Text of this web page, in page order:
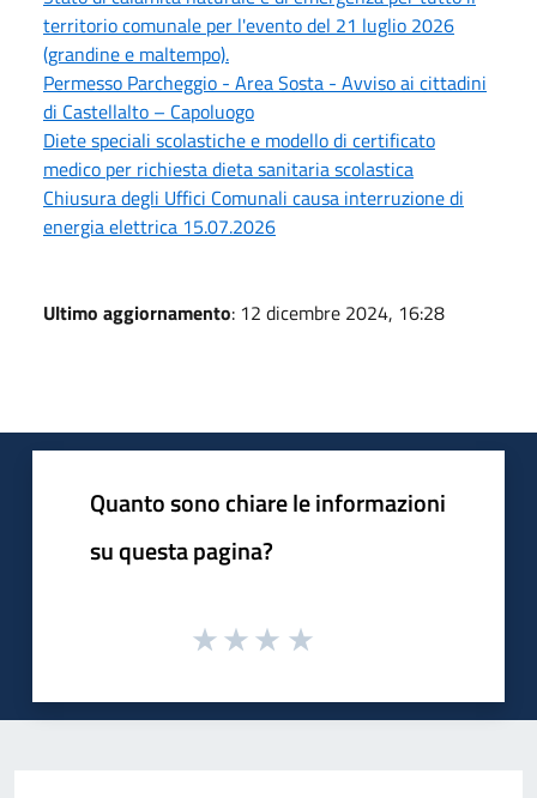
territorio comunale per l'evento del 21 luglio 2026
(grandine e maltempo).
Permesso Parcheggio - Area Sosta - Avviso ai cittadini
di Castellalto – Capoluogo
Diete speciali scolastiche e modello di certificato
medico per richiesta dieta sanitaria scolastica
Chiusura degli Uffici Comunali causa interruzione di
energia elettrica 15.07.2026
Ultimo aggiornamento: 12 dicembre 2024, 16:28
Quanto sono chiare le informazioni
su questa pagina?